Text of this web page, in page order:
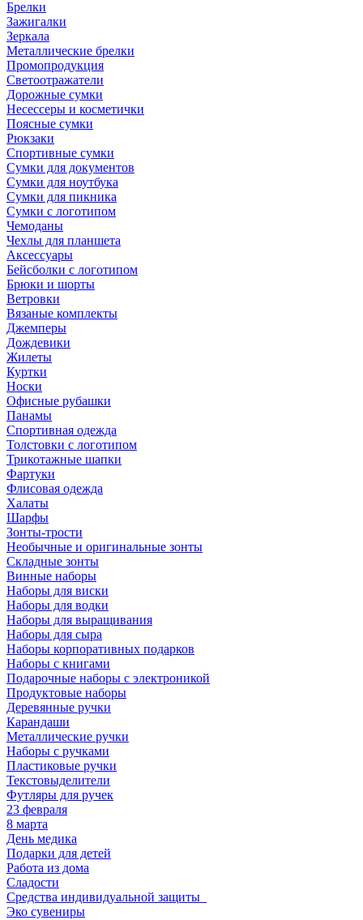
Брелки
Зажигалки
Зеркала
Металлические брелки
Промопродукция
Светоотражатели
Дорожные сумки
Несессеры и косметички
Поясные сумки
Рюкзаки
Спортивные сумки
Сумки для документов
Сумки для ноутбука
Сумки для пикника
Сумки с логотипом
Чемоданы
Чехлы для планшета
Аксессуары
Бейсболки с логотипом
Брюки и шорты
Ветровки
Вязаные комплекты
Джемперы
Дождевики
Жилеты
Куртки
Носки
Офисные рубашки
Панамы
Спортивная одежда
Толстовки с логотипом
Трикотажные шапки
Фартуки
Флисовая одежда
Халаты
Шарфы
Зонты-трости
Необычные и оригинальные зонты
Складные зонты
Винные наборы
Наборы для виски
Наборы для водки
Наборы для выращивания
Наборы для сыра
Наборы корпоративных подарков
Наборы с книгами
Подарочные наборы с электроникой
Продуктовые наборы
Деревянные ручки
Карандаши
Металлические ручки
Наборы с ручками
Пластиковые ручки
Текстовыделители
Футляры для ручек
23 февраля
8 марта
День медика
Подарки для детей
Работа из дома
Сладости
Средства индивидуальной защиты_
Эко сувениры